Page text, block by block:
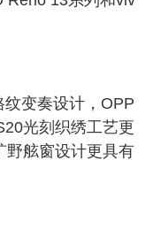
变奏设计，OPP
光刻织绣工艺更
野舷窗设计更具有